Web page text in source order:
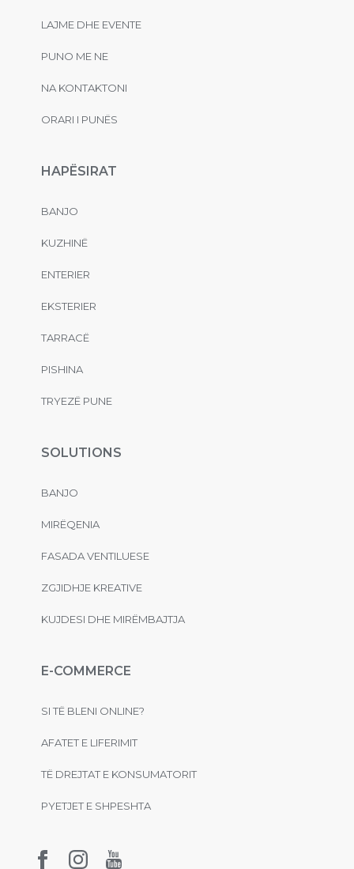
LAJME DHE EVENTE
PUNO ME NE
NA KONTAKTONI
ORARI I PUNËS
HAPËSIRAT
BANJO
KUZHINË
ENTERIER
EKSTERIER
TARRACË
PISHINA
TRYEZË PUNE
SOLUTIONS
BANJO
MIRËQENIA
FASADA VENTILUESE
ZGJIDHJE KREATIVE
KUJDESI DHE MIRËMBAJTJA
E-COMMERCE
SI TË BLENI ONLINE?
AFATET E LIFERIMIT
TË DREJTAT E KONSUMATORIT
PYETJET E SHPESHTA